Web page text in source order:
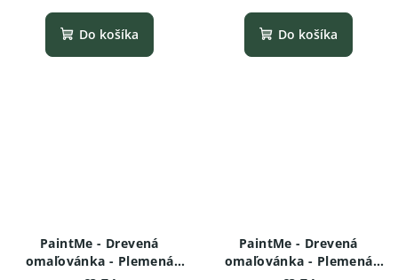
Do košíka Do košíka
PaintMe - Drevená
omaľovánka - Plemená
PaintMe - Drevená
omaľovánka - Plemená